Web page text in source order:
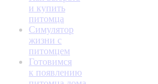
и купить
питомца
Симулятор
жизни с
питомцем
Готовимся
к появлению